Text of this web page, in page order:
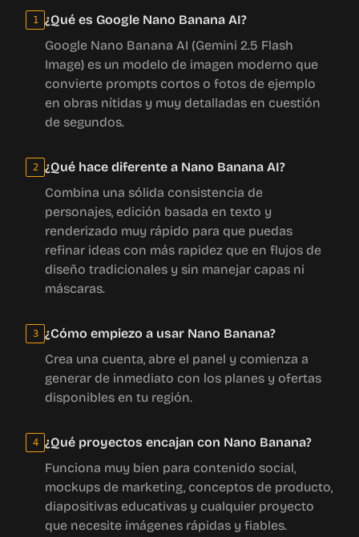
1
¿Qué es Google Nano Banana AI?
Google Nano Banana AI (Gemini 2.5 Flash
Image) es un modelo de imagen moderno que
convierte prompts cortos o fotos de ejemplo
en obras nítidas y muy detalladas en cuestión
de segundos.
2
¿Qué hace diferente a Nano Banana AI?
Combina una sólida consistencia de
personajes, edición basada en texto y
renderizado muy rápido para que puedas
refinar ideas con más rapidez que en flujos de
diseño tradicionales y sin manejar capas ni
máscaras.
3
¿Cómo empiezo a usar Nano Banana?
Crea una cuenta, abre el panel y comienza a
generar de inmediato con los planes y ofertas
disponibles en tu región.
4
¿Qué proyectos encajan con Nano Banana?
Funciona muy bien para contenido social,
mockups de marketing, conceptos de producto,
diapositivas educativas y cualquier proyecto
que necesite imágenes rápidas y fiables.